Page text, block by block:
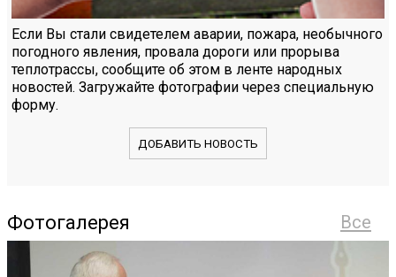
Если Вы стали свидетелем аварии, пожара, необычного
погодного явления, провала дороги или прорыва
теплотрассы, сообщите об этом в ленте народных
новостей. Загружайте фотографии через специальную
форму.
ДОБАВИТЬ НОВОСТЬ
Все
Фотогалерея